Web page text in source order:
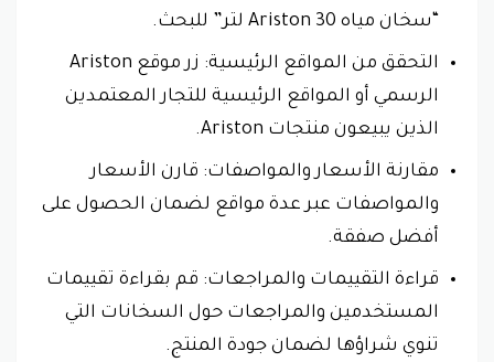
“سخان مياه Ariston 30 لتر” للبحث.
التحقق من المواقع الرئيسية: زر موقع Ariston
الرسمي أو المواقع الرئيسية للتجار المعتمدين
الذين يبيعون منتجات Ariston.
مقارنة الأسعار والمواصفات: قارن الأسعار
والمواصفات عبر عدة مواقع لضمان الحصول على
أفضل صفقة.
قراءة التقييمات والمراجعات: قم بقراءة تقييمات
المستخدمين والمراجعات حول السخانات التي
تنوي شراؤها لضمان جودة المنتج.